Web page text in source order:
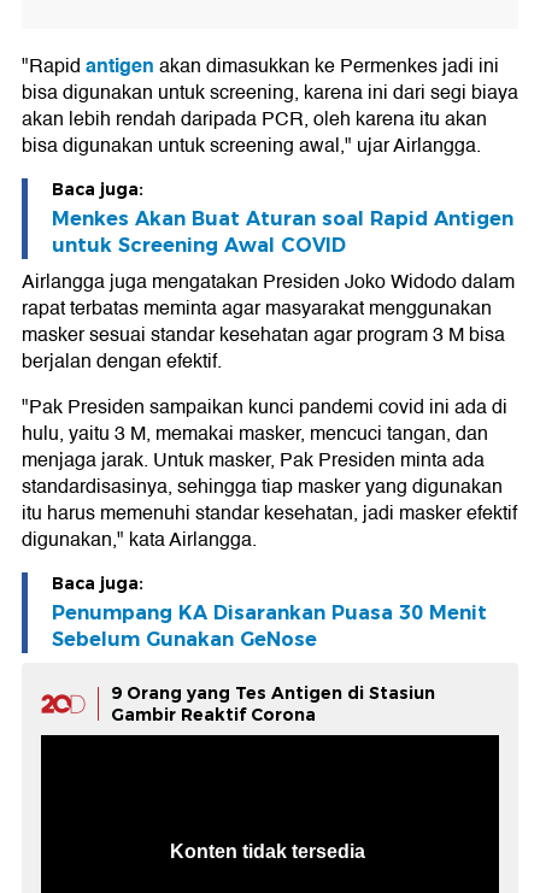
"Rapidantigenakan dimasukkan ke Permenkes jadi ini
bisa digunakan untuk screening, karena ini dari segi biaya
akan lebih rendah daripada PCR, oleh karena itu akan
bisa digunakan untuk screening awal," ujar Airlangga.
Baca juga:
Menkes Akan Buat Aturan soal Rapid Antigen
untuk Screening Awal COVID
Airlangga juga mengatakan Presiden Joko Widodo dalam
rapat terbatas meminta agar masyarakat menggunakan
masker sesuai standar kesehatan agar program 3 M bisa
berjalan dengan efektif.
"Pak Presiden sampaikan kunci pandemi covid ini ada di
hulu, yaitu 3 M, memakai masker, mencuci tangan, dan
menjaga jarak. Untuk masker, Pak Presiden minta ada
standardisasinya, sehingga tiap masker yang digunakan
itu harus memenuhi standar kesehatan, jadi masker efektif
digunakan," kata Airlangga.
Baca juga:
Penumpang KA Disarankan Puasa 30 Menit
Sebelum Gunakan GeNose
9 Orang yang Tes Antigen di Stasiun
Gambir Reaktif Corona